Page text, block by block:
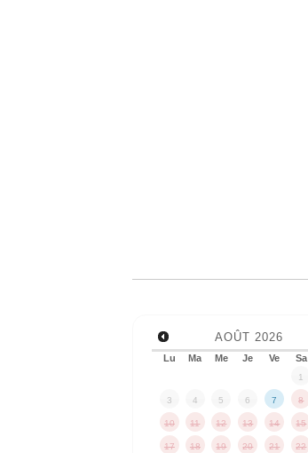
AOÛT 2026
Lu Ma Me Je Ve Sa
1
3 4 5 6 7 8
10 11 12 13 14 15
17 18 19 20 21 22